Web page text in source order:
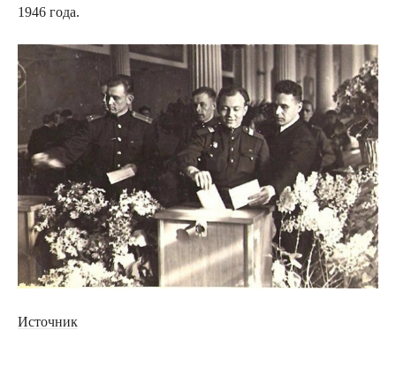
1946 года.
Источник